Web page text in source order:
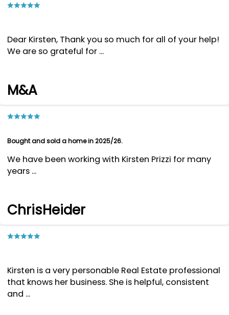
Dear Kirsten, Thank you so much for all of your help!
We are so grateful for ...
M&A
Bought and sold a home in 2025/26.
We have been working with Kirsten Prizzi for many
years ...
ChrisHeider
Kirsten is a very personable Real Estate professional
that knows her business. She is helpful, consistent
and ...